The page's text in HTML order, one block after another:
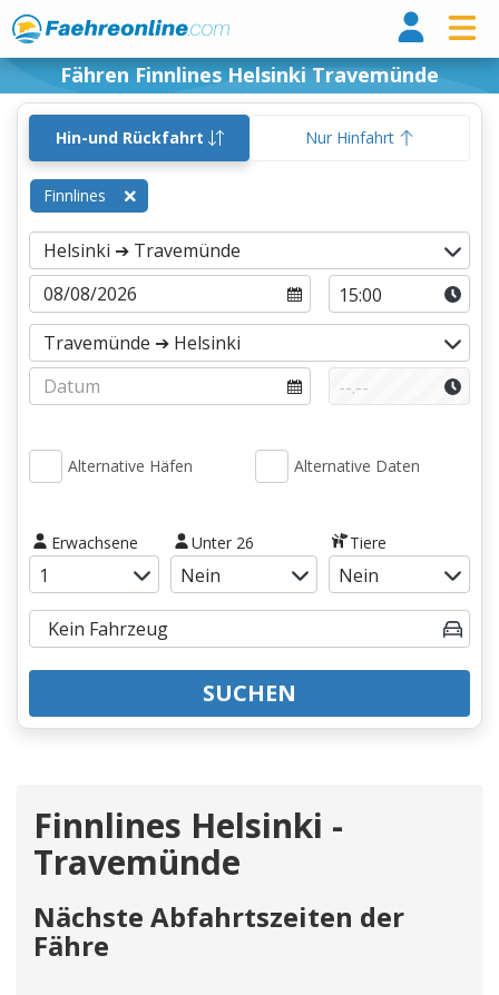
Fähren Finnlines Helsinki Travemünde
Hin-und Rückfahrt Nur Hinfahrt
Finnlines
Alternative Häfen Alternative Daten
Erwachsene Unter 26 Tiere
SUCHEN
Finnlines Helsinki -
Travemünde
Nächste Abfahrtszeiten der
Fähre